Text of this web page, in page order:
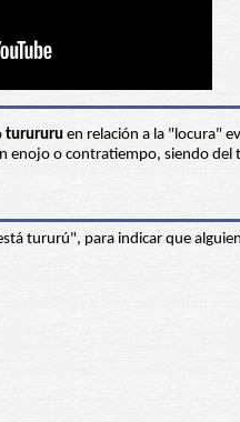
turururu en relación a la "locura"
enojo o contratiempo, siendo
tururú", para indicar que